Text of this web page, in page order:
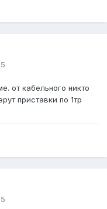
от кабельного никто
приставки по 1тр